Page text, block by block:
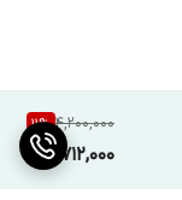
4,200,000
11%
3,712,000